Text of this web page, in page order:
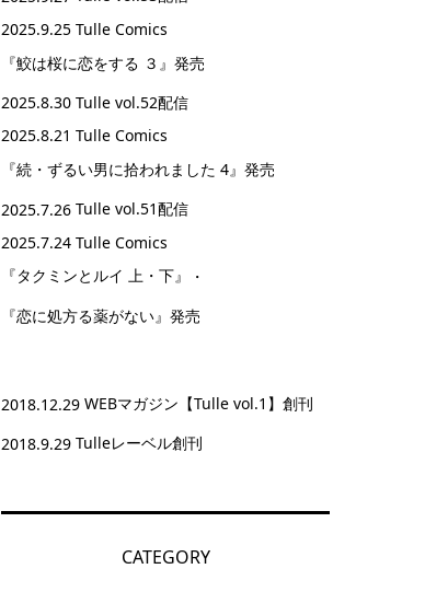
2025.9.25 Tulle Comics
『鮫は桜に恋をする ３』 発売
2025.8.30 Tulle vol.52配信
2025.8.21 Tulle Comics
『続・ずるい男に拾われました 4』 発売
2025.7.26 Tulle vol.51配信
2025.7.24 Tulle Comics
『タクミンとルイ 上・下』
・
『恋に処方る薬がない』 発売
2018.12.29 WEBマガジン【Tulle vol.1】創刊
2018.9.29 Tulleレーベル創刊
CATEGORY